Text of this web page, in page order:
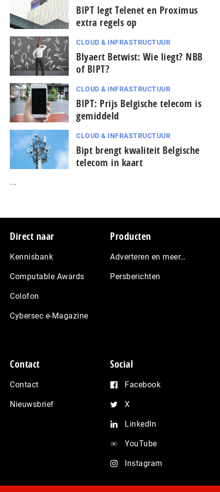
BIPT legt Telenet en Proximus
extra regels op
CLOUD & INFRASTRUCTUUR
Blyaert Betwist: Wie liegt? NBB
of BIPT?
CLOUD & INFRASTRUCTUUR
BIPT: Prijs Belgische telecom is
gemiddeld
CLOUD & INFRASTRUCTUUR
Bipt brengt kwaliteit Belgische
telecom in kaart
...
Footer
Direct naar
Kennisbank
Computable Awards
Colofon
Cybersec e-Magazine
Producten
Adverteren en meer…
Persberichten
Contact
Contact
Nieuwsbrief
Social
Facebook
X
LinkedIn
YouTube
Instagram